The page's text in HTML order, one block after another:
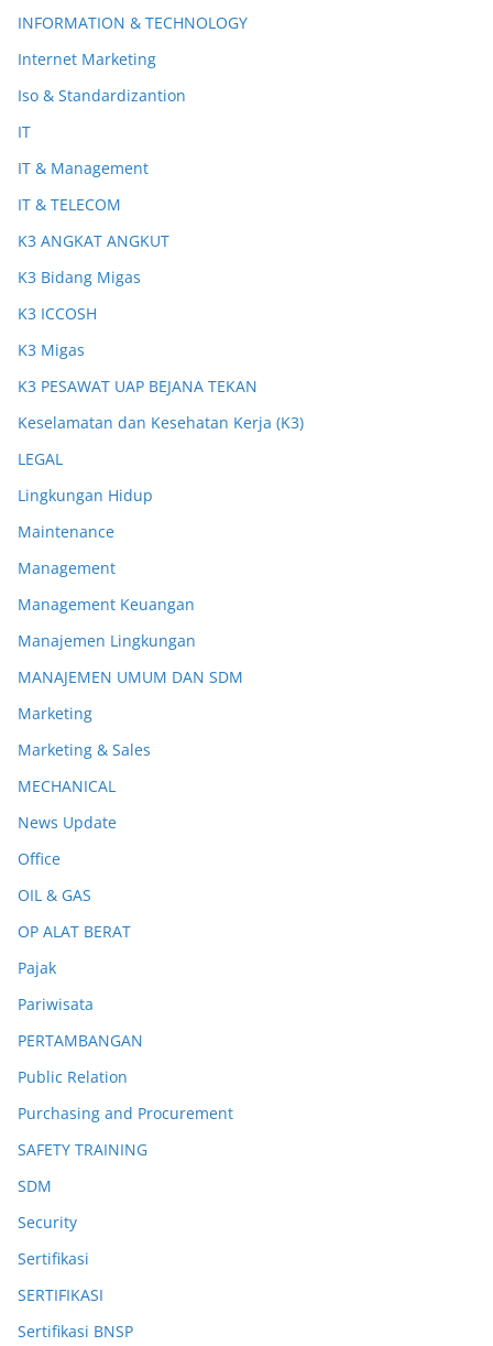
INFORMATION & TECHNOLOGY
Internet Marketing
Iso & Standardizantion
IT
IT & Management
IT & TELECOM
K3 ANGKAT ANGKUT
K3 Bidang Migas
K3 ICCOSH
K3 Migas
K3 PESAWAT UAP BEJANA TEKAN
Keselamatan dan Kesehatan Kerja (K3)
LEGAL
Lingkungan Hidup
Maintenance
Management
Management Keuangan
Manajemen Lingkungan
MANAJEMEN UMUM DAN SDM
Marketing
Marketing & Sales
MECHANICAL
News Update
Office
OIL & GAS
OP ALAT BERAT
Pajak
Pariwisata
PERTAMBANGAN
Public Relation
Purchasing and Procurement
SAFETY TRAINING
SDM
Security
Sertifikasi
SERTIFIKASI
Sertifikasi BNSP